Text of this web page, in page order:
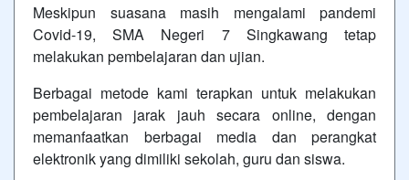
Meskipun suasana masih mengalami pandemi
Covid-19, SMA Negeri 7 Singkawang tetap
melakukan pembelajaran dan ujian.
Berbagai metode kami terapkan untuk melakukan
pembelajaran jarak jauh secara online, dengan
memanfaatkan berbagai media dan perangkat
elektronik yang dimiliki sekolah, guru dan siswa.